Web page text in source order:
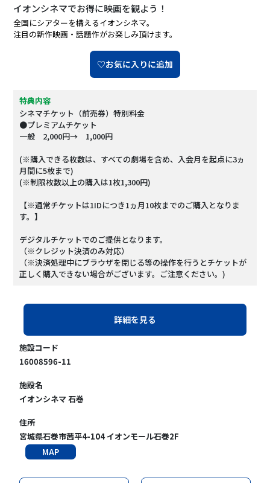
イオンシネマでお得に映画を観よう！
全国にシアターを構えるイオンシネマ。
注目の新作映画・話題作がお楽しみ頂けます。
♡お気に入りに追加
特典内容
シネマチケット（前売券）特別料金
●プレミアムチケット
一般 2,000円→ 1,000円
(※購入できる枚数は、すべての劇場を含め、入会月を起点に3ヵ
月間に5枚まで)
(※制限枚数以上の購入は1枚1,300円)
【※通常チケットは1IDにつき1ヵ月10枚までのご購入となりま
す。】
デジタルチケットでのご提供となります。
（※クレジット決済のみ対応）
（※決済処理中にブラウザを閉じる等の操作を行うとチケットが
正しく購入できない場合がございます。ご注意ください。)
詳細を見る
施設コード
16008596-11
施設名
イオンシネマ 石巻
住所
宮城県石巻市茜平4-104 イオンモール石巻2F
MAP